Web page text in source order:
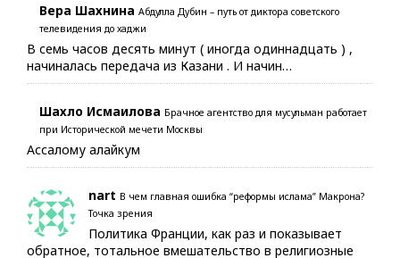
Вера Шахнина Абдулла Дубин – путь от диктора советского
телевидения до хаджи
В семь часов десять минут ( иногда одиннадцать ) ,
начиналась передача из Казани . И начин…
Шахло Исмаилова Брачное агентство для мусульман работает
при Исторической мечети Москвы
Ассалому алайкум
nart В чем главная ошибка “реформы ислама” Макрона?
Точка зрения
Политика Франции, как раз и показывает
обратное, тотальное вмешательство в религиозные